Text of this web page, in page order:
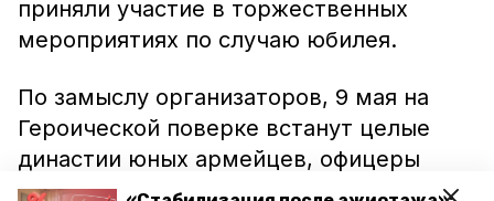
приняли участие в торжественных
мероприятиях по случаю юбилея.
По замыслу организаторов, 9 мая на
Героической поверке встанут целые
династии юных армейцев, офицеры
Вооруженных Сил и силовых ведомств,